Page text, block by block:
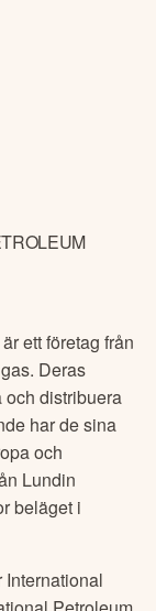
ett företag från
Deras
och distribuera
har de sina
och
Lundin
beläget i
International